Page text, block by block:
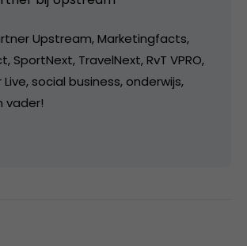
Upstream, Marketingfacts,
SportNext, TravelNext, RvT VPRO,
Live, social business, onderwijs,
vader!